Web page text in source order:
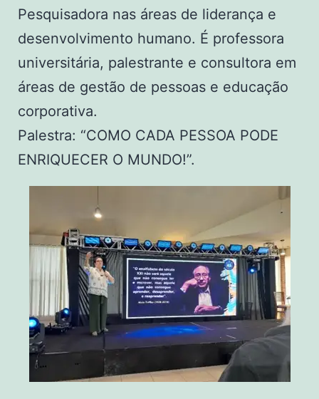
Pesquisadora nas áreas de liderança e
desenvolvimento humano. É professora
universitária, palestrante e consultora em
áreas de gestão de pessoas e educação
corporativa.
Palestra: “COMO CADA PESSOA PODE
ENRIQUECER O MUNDO!”.